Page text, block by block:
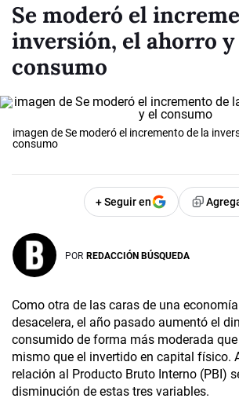
Se moderó el
inversión, el ahorro y
consumo
imagen de Se moderó el incremento de la
consumo
+ Seguir en
POR REDACCIÓN BÚSQUEDA
Como otra de las caras de una
desacelera, el año pasado aumentó el
consumido de forma más moderada
mismo que el invertido en capital físico.
relación al Producto Bruto Interno (PBI)
disminución de estas tres variables.